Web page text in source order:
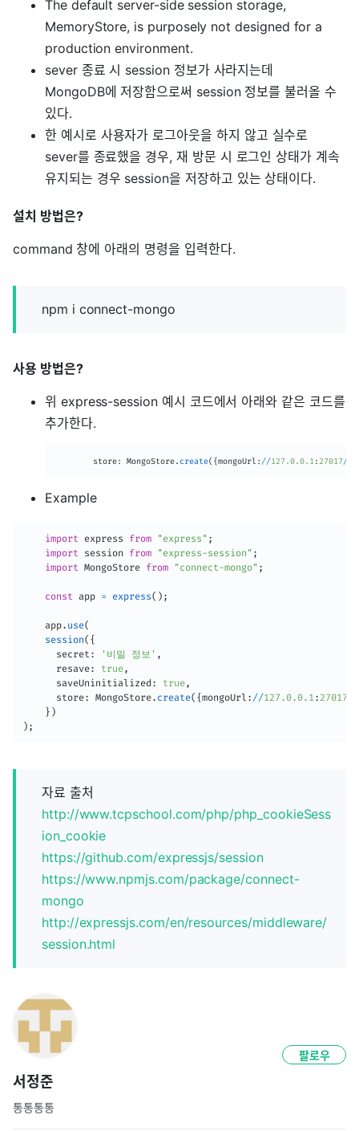
The default server-side session storage,
MemoryStore, is purposely not designed for a
production environment.
sever 종료 시 session 정보가 사라지는데
MongoDB에 저장함으로써 session 정보를 불러올 수
있다.
한 예시로 사용자가 로그아웃을 하지 않고 실수로
sever를 종료했을 경우, 재 방문 시 로그인 상태가 계속
유지되는 경우 session을 저장하고 있는 상태이다.
설치 방법은?
command 창에 아래의 명령을 입력한다.
npm i connect-mongo
사용 방법은?
위 express-session 예시 코드에서 아래와 같은 코드를
추가한다.
		store
: MongoStore. create( {mongoUrl : //127.0.0.1:27017/
Example
import express from "express" ;
import session from "express-session" ;
import MongoStore from "connect-mongo" ;
const app = express( ) ;
    app
. use(
session( {
      secret
: '비밀 정보' ,
      resave
: true,
      saveUninitialized
: true,
      store
: MongoStore. create( {mongoUrl : //127.0.0.1: 27017
} )
) ;
자료 출처
http://www.tcpschool.com/php/php_cookieSess
ion_cookie
https://github.com/expressjs/session
https://www.npmjs.com/package/connect-
mongo
http://expressjs.com/en/resources/middleware/
session.html
서정준
통통통통
팔로우